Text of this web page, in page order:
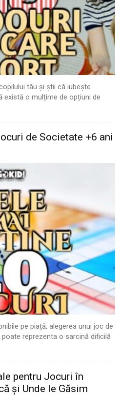
tău și știi că iubește
există o mulțime de opțiuni de
de Societate +6 ani
pe piață, alegerea unui joc de
reprezenta o sarcină dificilă
pentru Jocuri în
și Unde le Găsim